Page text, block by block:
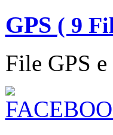
GPS ( 9
File GPS